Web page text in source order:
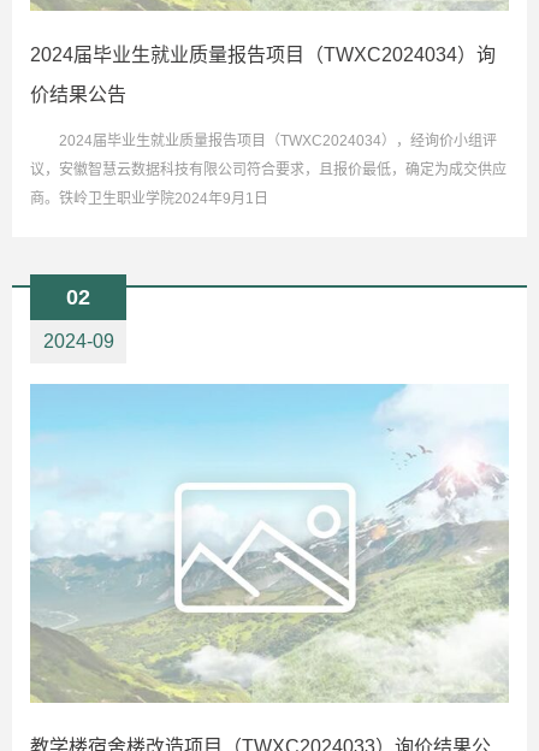
2024届毕业生就业质量报告项目（TWXC2024034）询
价结果公告
2024届毕业生就业质量报告项目（TWXC2024034），经询价小组评
议，安徽智慧云数据科技有限公司符合要求，且报价最低，确定为成交供应
商。铁岭卫生职业学院2024年9月1日
02
2024-09